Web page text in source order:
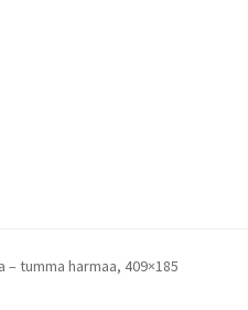
– tumma harmaa, 409×185